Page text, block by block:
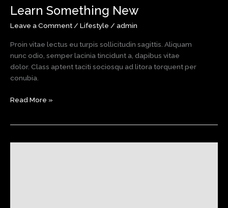
Learn Something New
Leave a Comment / Lifestyle / admin
Proin vitae lectus eu turpis sollicitudin sagittis. Aliquam
nunc odio, semper lacinia tincidunt a, dapibus vitae
dolor. Class aptent taciti sociosqu ad litora torquent per
conubia.
Learn
Read More »